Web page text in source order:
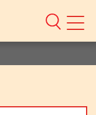
Mobile